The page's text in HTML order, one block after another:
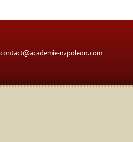
contact@academie-napoleon.com